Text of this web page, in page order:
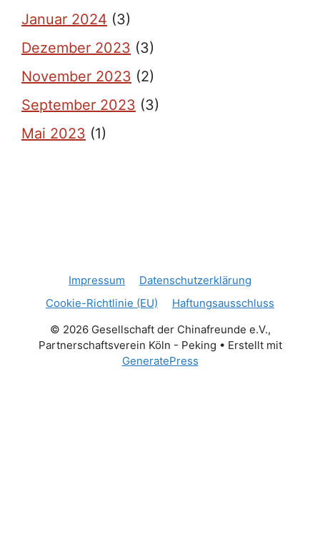
Januar 2024 (3)
Dezember 2023 (3)
November 2023 (2)
September 2023 (3)
Mai 2023 (1)
Impressum
Datenschutzerklärung
Cookie-Richtlinie (EU)
Haftungsausschluss
© 2026 Gesellschaft der Chinafreunde e.V.,
Partnerschaftsverein Köln - Peking • Erstellt mit
GeneratePress